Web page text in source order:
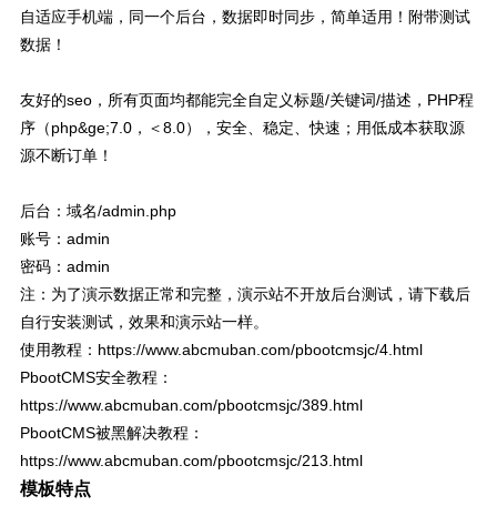
自适应手机端，同一个后台，数据即时同步，简单适用！附带测试
数据！
友好的seo，所有页面均都能完全自定义标题/关键词/描述，PHP程
序（php&ge;7.0，＜8.0），安全、稳定、快速；用低成本获取源
源不断订单！
后台：域名/admin.php
账号：admin
密码：admin
注：为了演示数据正常和完整，演示站不开放后台测试，请下载后
自行安装测试，效果和演示站一样。
使用教程：https://www.abcmuban.com/pbootcmsjc/4.html
PbootCMS安全教程：
https://www.abcmuban.com/pbootcmsjc/389.html
PbootCMS被黑解决教程：
https://www.abcmuban.com/pbootcmsjc/213.html
模板特点